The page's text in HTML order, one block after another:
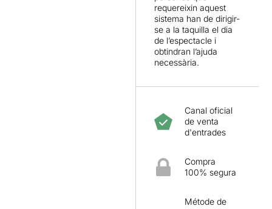
interpretació deLaJoven
absolutament excepcional
—Javi Morán ( Invisible ),
Marcos Pérez (MM), Juan
Acedo (Zaro), Iballa
Rodríguez (Kiri)— i mereix
del Pozo, una autèntica
Colpidora i
Invisibleés una
transformar el món.
requereixin aquest
sistema han de dirigir-
se a la taquilla el dia
de l’espectacle i
obtindran l’ajuda
necessària.
Canal oficial
de venta
d'entrades
Compra
100% segura
Métode de